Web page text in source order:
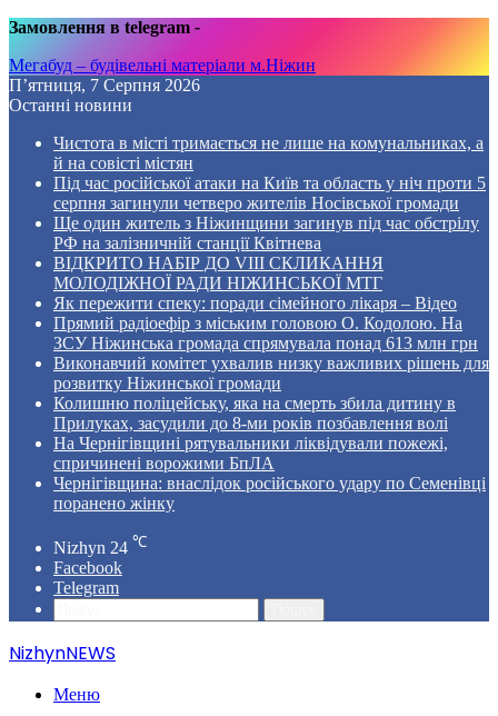
Замовлення в telegram -
Мегабуд – будівельні матеріали м.Ніжин
П’ятниця, 7 Серпня 2026
Останні новини
Чистота в місті тримається не лише на комунальниках, а
й на совісті містян
Під час російської атаки на Київ та область у ніч проти 5
серпня загинули четверо жителів Носівської громади
Ще один житель з Ніжинщини загинув під час обстрілу
РФ на залізничній станції Квітнева
ВІДКРИТО НАБІР ДО VIII СКЛИКАННЯ
МОЛОДІЖНОЇ РАДИ НІЖИНСЬКОЇ МТГ
Як пережити спеку: поради сімейного лікаря – Відео
Прямий радіоефір з міським головою О. Кодолою. На
ЗСУ Ніжинська громада спрямувала понад 613 млн грн
Виконавчий комітет ухвалив низку важливих рішень для
розвитку Ніжинської громади
Колишню поліцейську, яка на смерть збила дитину в
Прилуках, засудили до 8-ми років позбавлення волі
На Чернігівщині рятувальники ліквідували пожежі,
спричинені ворожими БпЛА
Чернігівщина: внаслідок російського удару по Семенівці
поранено жінку
Nizhyn 24 ℃
Facebook
Telegram
NizhynNEWS
Меню